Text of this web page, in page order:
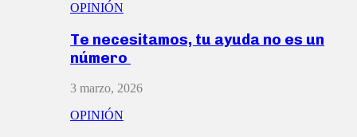
OPINIÓN
Te necesitamos, tu ayuda no es un
número
3 marzo, 2026
OPINIÓN